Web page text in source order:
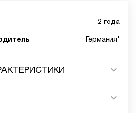
2 года
Германия*